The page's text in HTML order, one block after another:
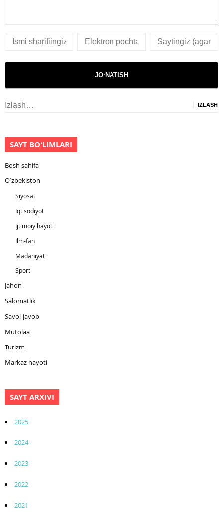
Izlash:
SAYT BOʻLIMLARI
Bosh sahifa
Oʻzbekiston
Siyosat
Iqtisodiyot
Ijtimoiy hayot
Ilm-fan
Madaniyat
Sport
Jahon
Salomatlik
Savol-javob
Mutolaa
Turizm
Markaz hayoti
SAYT ARXIVI
2025
2024
2023
2022
2021